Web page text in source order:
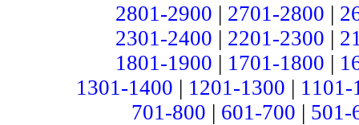
2801-2900 | 2701-2800 |
2301-2400 | 2201-2300 |
1801-1900 | 1701-1800 |
1301-1400 | 1201-1300 |
701-800 | 601-700 |